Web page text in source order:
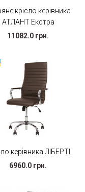
крісло керівника
АТЛАНТ Екстра
11082.0 грн.
керівника ЛІБЕРТІ
6960.0 грн.